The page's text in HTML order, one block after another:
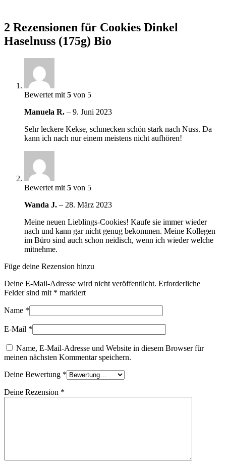
2 Rezensionen für Cookies Dinkel
Haselnuss (175g) Bio
Bewertet mit 5 von 5
Manuela R. – 9. Juni 2023
Sehr leckere Kekse, schmecken schön stark nach Nuss. Da
kann ich nach nur einem meistens nicht aufhören!
Bewertet mit 5 von 5
Wanda J. – 28. März 2023
Meine neuen Lieblings-Cookies! Kaufe sie immer wieder
nach und kann gar nicht genug bekommen. Meine Kollegen
im Büro sind auch schon neidisch, wenn ich wieder welche
mitnehme.
Füge deine Rezension hinzu
Deine E-Mail-Adresse wird nicht veröffentlicht. Erforderliche
Felder sind mit * markiert
Name *
E-Mail *
Name, E-Mail-Adresse und Website in diesem Browser für
meinen nächsten Kommentar speichern.
Deine Bewertung *
Deine Rezension *